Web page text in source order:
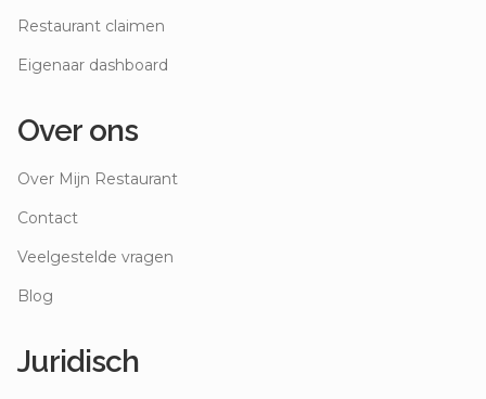
Restaurant claimen
Eigenaar dashboard
Over ons
Over Mijn Restaurant
Contact
Veelgestelde vragen
Blog
Juridisch